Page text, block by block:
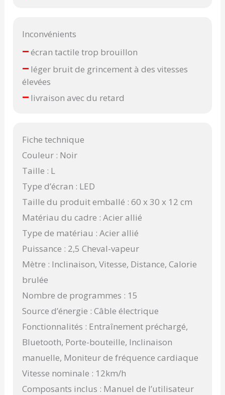
Inconvénients
–écran tactile trop brouillon
– léger bruit de grincement à des vitesses
élevées
– livraison avec du retard
Fiche technique
Couleur : Noir
Taille : L
Type d’écran : LED
Taille du produit emballé : 60 x 30 x 12 cm
Matériau du cadre : Acier allié
Type de matériau : Acier allié
Puissance : 2,5 Cheval-vapeur
Mètre : Inclinaison, Vitesse, Distance, Calorie
brulée
Nombre de programmes : 15
Source d’énergie : Câble électrique
Fonctionnalités : Entraînement préchargé,
Bluetooth, Porte-bouteille, Inclinaison
manuelle, Moniteur de fréquence cardiaque
Vitesse nominale : 12km/h
Composants inclus : Manuel de l’utilisateur